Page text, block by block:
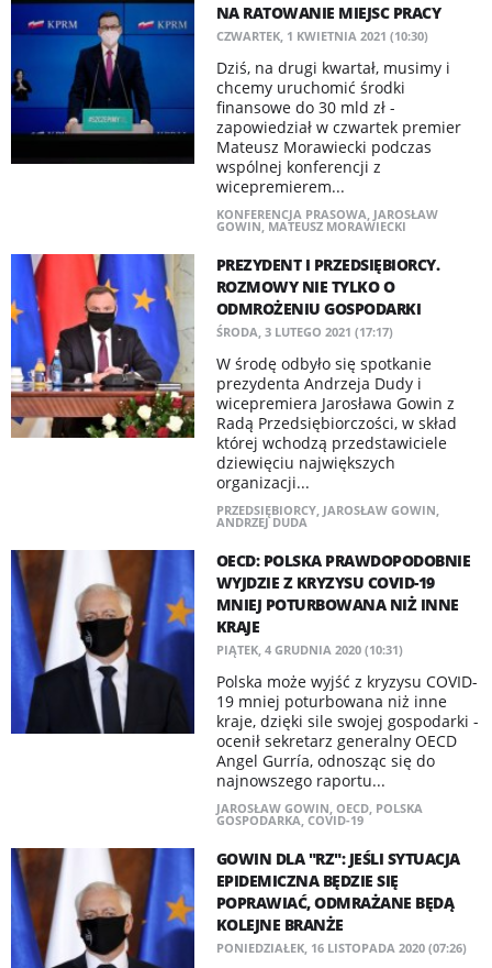
NA RATOWANIE MIEJSC PRACY
CZWARTEK, 1 KWIETNIA 2021 (10:30)
Dziś, na drugi kwartał, musimy i
chcemy uruchomić środki
finansowe do 30 mld zł -
zapowiedział w czwartek premier
Mateusz Morawiecki podczas
wspólnej konferencji z
wicepremierem...
KONFERENCJA PRASOWA, JAROSŁAW
GOWIN, MATEUSZ MORAWIECKI
PREZYDENT I PRZEDSIĘBIORCY.
ROZMOWY NIE TYLKO O
ODMROŻENIU GOSPODARKI
ŚRODA, 3 LUTEGO 2021 (17:17)
W środę odbyło się spotkanie
prezydenta Andrzeja Dudy i
wicepremiera Jarosława Gowin z
Radą Przedsiębiorczości, w skład
której wchodzą przedstawiciele
dziewięciu największych
organizacji...
PRZEDSIĘBIORCY, JAROSŁAW GOWIN,
ANDRZEJ DUDA
OECD: POLSKA PRAWDOPODOBNIE
WYJDZIE Z KRYZYSU COVID-19
MNIEJ POTURBOWANA NIŻ INNE
KRAJE
PIĄTEK, 4 GRUDNIA 2020 (10:31)
Polska może wyjść z kryzysu COVID-
19 mniej poturbowana niż inne
kraje, dzięki sile swojej gospodarki -
ocenił sekretarz generalny OECD
Angel Gurría, odnosząc się do
najnowszego raportu...
JAROSŁAW GOWIN, OECD, POLSKA
GOSPODARKA, COVID-19
GOWIN DLA "RZ": JEŚLI SYTUACJA
EPIDEMICZNA BĘDZIE SIĘ
POPRAWIAĆ, ODMRAŻANE BĘDĄ
KOLEJNE BRANŻE
PONIEDZIAŁEK, 16 LISTOPADA 2020 (07:26)